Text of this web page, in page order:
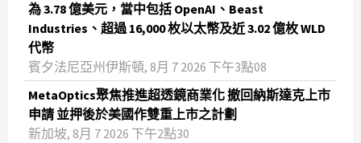
為 3.78 億美元，當中包括 OpenAI、Beast
Industries、超過 16,000 枚以太幣及近 3.02 億枚 WLD
代幣
賓夕法尼亞州伊斯頓, 8月 7 2026 下午3點08
MetaOptics聚焦推進超透鏡商業化 撤回納斯達克上市
申請 並押後於美國作雙重上市之計劃
新加坡, 8月 7 2026 下午2點30